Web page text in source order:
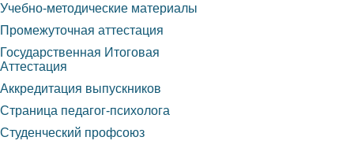
Учебно-методические материалы
Промежуточная аттестация
Государственная Итоговая
Аттестация
Аккредитация выпускников
Страница педагог-психолога
Студенческий профсоюз